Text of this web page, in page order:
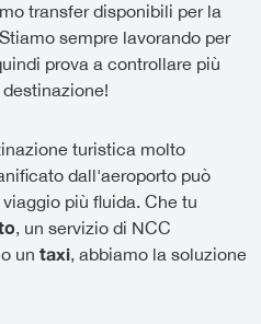
transfer disponibili per la
sempre lavorando per
prova a controllare più
turistica molto
dall'aeroporto può
più fluida. Che tu
, un servizio di NCC
un taxi, abbiamo la soluzione